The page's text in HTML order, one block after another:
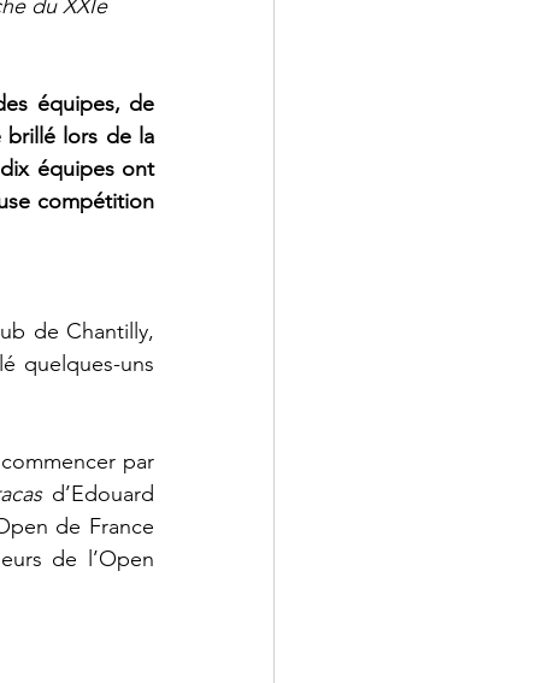
du XXIe
équipes, de
brillé lors de la
équipes ont
compétition
de Chantilly,
quelques-uns
par
d’Edouard
de France
de l’Open